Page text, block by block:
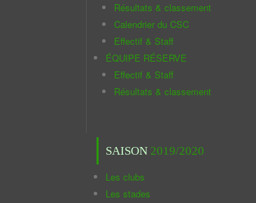
Résultats & classement
Calendrier du CSC
Effectif & Staff
ÉQUIPE RÉSERVE
Effectif & Staff
Résultats & classement
SAISON 2019/2020
Les clubs
Les stades